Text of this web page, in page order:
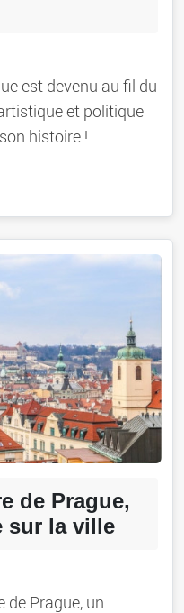
est devenu au fil du
et politique
histoire !
de Prague,
sur la ville
de Prague, un